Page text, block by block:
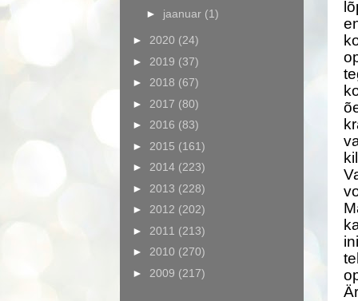
► jaanuar (1)
► 2020 (24)
► 2019 (37)
► 2018 (67)
► 2017 (80)
► 2016 (83)
► 2015 (161)
► 2014 (223)
► 2013 (228)
► 2012 (202)
► 2011 (213)
► 2010 (270)
► 2009 (217)